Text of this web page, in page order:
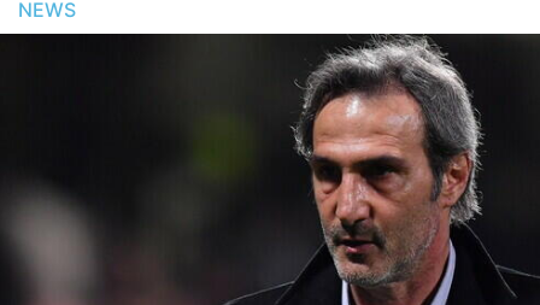
Editoriale
Calciomercato
NEWS